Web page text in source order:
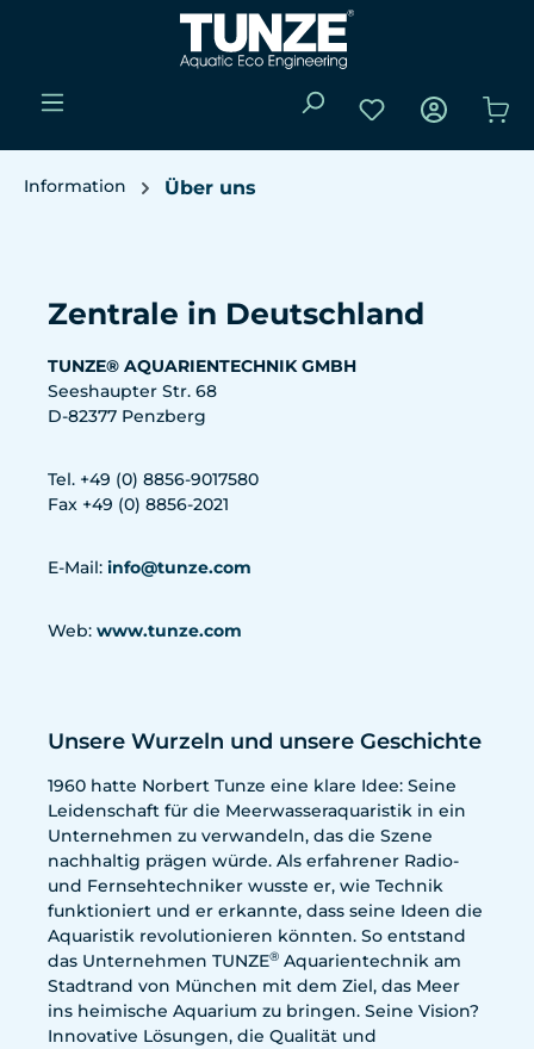
Zum Hauptinhalt springen
Du hast 0
Information Über uns
Zentrale in Deutschland
TUNZE® AQUARIENTECHNIK GMBH
Seeshaupter Str. 68
D-82377 Penzberg
Tel. +49 (0) 8856-9017580
Fax +49 (0) 8856-2021
E-Mail: info@tunze.com
Web: www.tunze.com
Unsere Wurzeln und unsere Geschichte
1960 hatte Norbert Tunze eine klare Idee: Seine
Leidenschaft für die Meerwasseraquaristik in ein
Unternehmen zu verwandeln, das die Szene
nachhaltig prägen würde. Als erfahrener Radio-
und Fernsehtechniker wusste er, wie Technik
funktioniert und er erkannte, dass seine Ideen die
Aquaristik revolutionieren könnten. So entstand
das Unternehmen TUNZE® Aquarientechnik am
Stadtrand von München mit dem Ziel, das Meer
ins heimische Aquarium zu bringen. Seine Vision?
Innovative Lösungen, die Qualität und